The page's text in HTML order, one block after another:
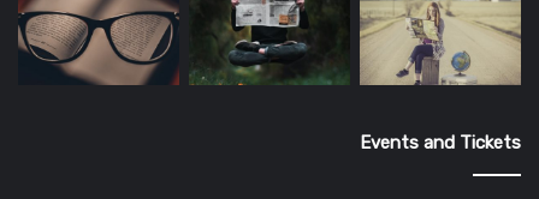
Events and Tickets